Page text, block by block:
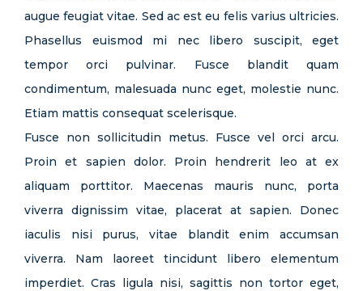
SOBRE NÓS
augue feugiat vitae. Sed ac est eu felis varius ultricies.
Phasellus euismod mi nec libero suscipit, eget
tempor orci pulvinar. Fusce blandit quam
condimentum, malesuada nunc eget, molestie nunc.
Etiam mattis consequat scelerisque.
Fusce non sollicitudin metus. Fusce vel orci arcu.
Proin et sapien dolor. Proin hendrerit leo at ex
aliquam porttitor. Maecenas mauris nunc, porta
viverra dignissim vitae, placerat at sapien. Donec
iaculis nisi purus, vitae blandit enim accumsan
viverra. Nam laoreet tincidunt libero elementum
imperdiet. Cras ligula nisi, sagittis non tortor eget,